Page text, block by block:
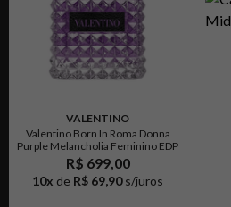
VALENTINO
Valentino Born In Roma Donna
Purple Melancholia Feminino EDP
R$ 699,00
10x de R$ 69,90 s/juros